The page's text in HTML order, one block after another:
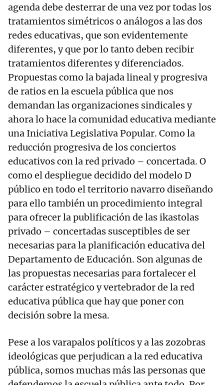
agenda debe desterrar de una vez por todas los
tratamientos simétricos o análogos a las dos
redes educativas, que son evidentemente
diferentes, y que por lo tanto deben recibir
tratamientos diferentes y diferenciados.
Propuestas como la bajada lineal y progresiva
de ratios en la escuela pública que nos
demandan las organizaciones sindicales y
ahora lo hace la comunidad educativa mediante
una Iniciativa Legislativa Popular. Como la
reducción progresiva de los conciertos
educativos con la red privado – concertada. O
como el despliegue decidido del modelo D
público en todo el territorio navarro diseñando
para ello también un procedimiento integral
para ofrecer la publificación de las ikastolas
privado – concertadas susceptibles de ser
necesarias para la planificación educativa del
Departamento de Educación. Son algunas de
las propuestas necesarias para fortalecer el
carácter estratégico y vertebrador de la red
educativa pública que hay que poner con
decisión sobre la mesa.
Pese a los varapalos políticos y a las zozobras
ideológicas que perjudican a la red educativa
pública, somos muchas más las personas que